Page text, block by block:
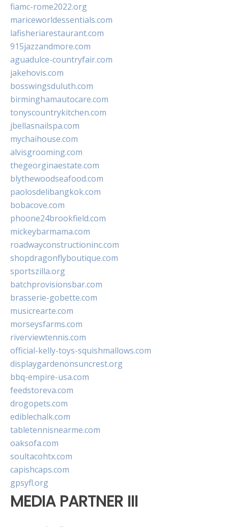
fiamc-rome2022.org
mariceworldessentials.com
lafisheriarestaurant.com
915jazzandmore.com
aguadulce-countryfair.com
jakehovis.com
bosswingsduluth.com
birminghamautocare.com
tonyscountrykitchen.com
jbellasnailspa.com
mychaihouse.com
alvisgrooming.com
thegeorginaestate.com
blythewoodseafood.com
paolosdelibangkok.com
bobacove.com
phoone24brookfield.com
mickeybarmama.com
roadwayconstructioninc.com
shopdragonflyboutique.com
sportszilla.org
batchprovisionsbar.com
brasserie-gobette.com
musicrearte.com
morseysfarms.com
riverviewtennis.com
official-kelly-toys-squishmallows.com
displaygardenonsuncrest.org
bbq-empire-usa.com
feedstoreva.com
drogopets.com
ediblechalk.com
tabletennisnearme.com
oaksofa.com
soultacohtx.com
capishcaps.com
gpsyfl.org
MEDIA PARTNER III